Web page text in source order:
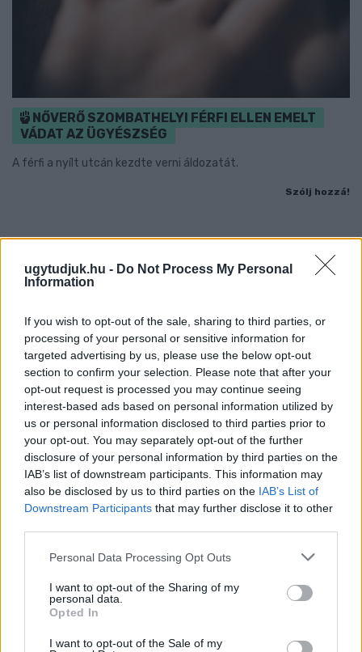
ugytudjuk.hu - Do Not Process My Personal
Information
If you wish to opt-out of the sale, sharing to third parties, or
processing of your personal or sensitive information for
targeted advertising by us, please use the below opt-out
section to confirm your selection. Please note that after your
opt-out request is processed you may continue seeing
interest-based ads based on personal information utilized by
us or personal information disclosed to third parties prior to
your opt-out. You may separately opt-out of the further
disclosure of your personal information by third parties on the
IAB’s list of downstream participants. This information may
also be disclosed by us to third parties on the IAB’s List of
Downstream Participants that may further disclose it to other
Please note that this website/app uses one or more Google
not limited to your visit or usage behaviour. You may click to
grant or deny consent to Google and its third-party tags to
use your data for below specified purposes in below Google
consent section.
Personal Data Processing Opt Outs
I want to opt-out of the Sharing of my
personal data.
Opted In
I want to opt-out of the Sale of my
NŐVERŐ SZOMBATHELYI FÉRFI ELLEN EMELT
VÁDAT AZ ÜGYÉSZSÉG
A férfi a nyílt utcán kezdte verni áldozatát.
Szólj hozzá!
A RÓMAIAKTÓL AZ AGYAGKATONÁKIG –
TÁRLATVEZETÉSEK, WORKSHOP ÉS
KÖZÖNSÉGTALÁLKOZÓ VÁRJA A LÁTOGATÓKAT A
GYŐRI RÓMER MÚZEUMBAN
Ingyenes programokkal és különleges kiállításokkal készülnek a
hét második felére, a hőségriadó idején ráadásul a Várkazamata
– Kőtár is díjmentesen látogatható.